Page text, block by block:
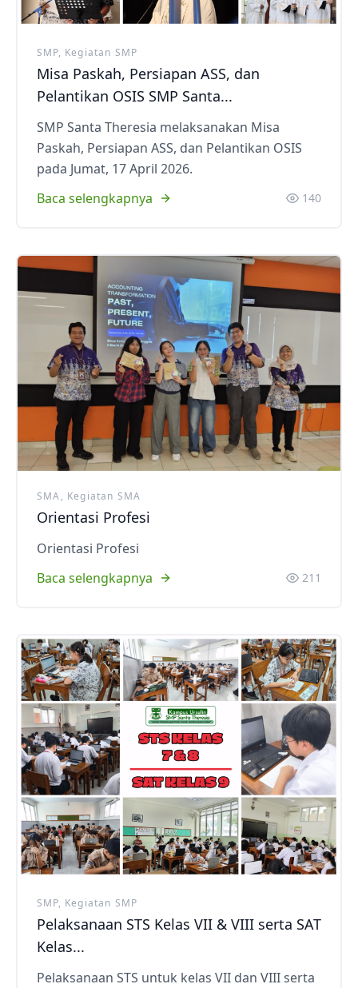
SMP, Kegiatan SMP
Misa Paskah, Persiapan ASS, dan
Pelantikan OSIS SMP Santa...
SMP Santa Theresia melaksanakan Misa
Paskah, Persiapan ASS, dan Pelantikan OSIS
pada Jumat, 17 April 2026.
Baca selengkapnya
140
SMA, Kegiatan SMA
Orientasi Profesi
Orientasi Profesi
Baca selengkapnya
211
SMP, Kegiatan SMP
Pelaksanaan STS Kelas VII & VIII serta SAT
Kelas...
Pelaksanaan STS untuk kelas VII dan VIII serta